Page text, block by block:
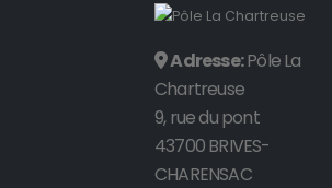
Adresse:Pôle La
Chartreuse
9, rue du pont
43700 BRIVES-
CHARENSAC